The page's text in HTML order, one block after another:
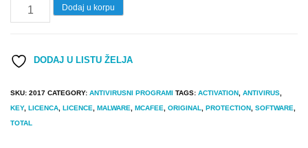
McAfee
Total
Antivirus
quantity
Dodaj u korpu
DODAJ U LISTU ŽELJA
SKU: 2017 CATEGORY: ANTIVIRUSNI PROGRAMI TAGS: ACTIVATION ANTIVIRUS
KEY, LICENCA LICENCE MALWARE MCAFEE ORIGINAL PROTECTION SOFTWARE
TOTAL